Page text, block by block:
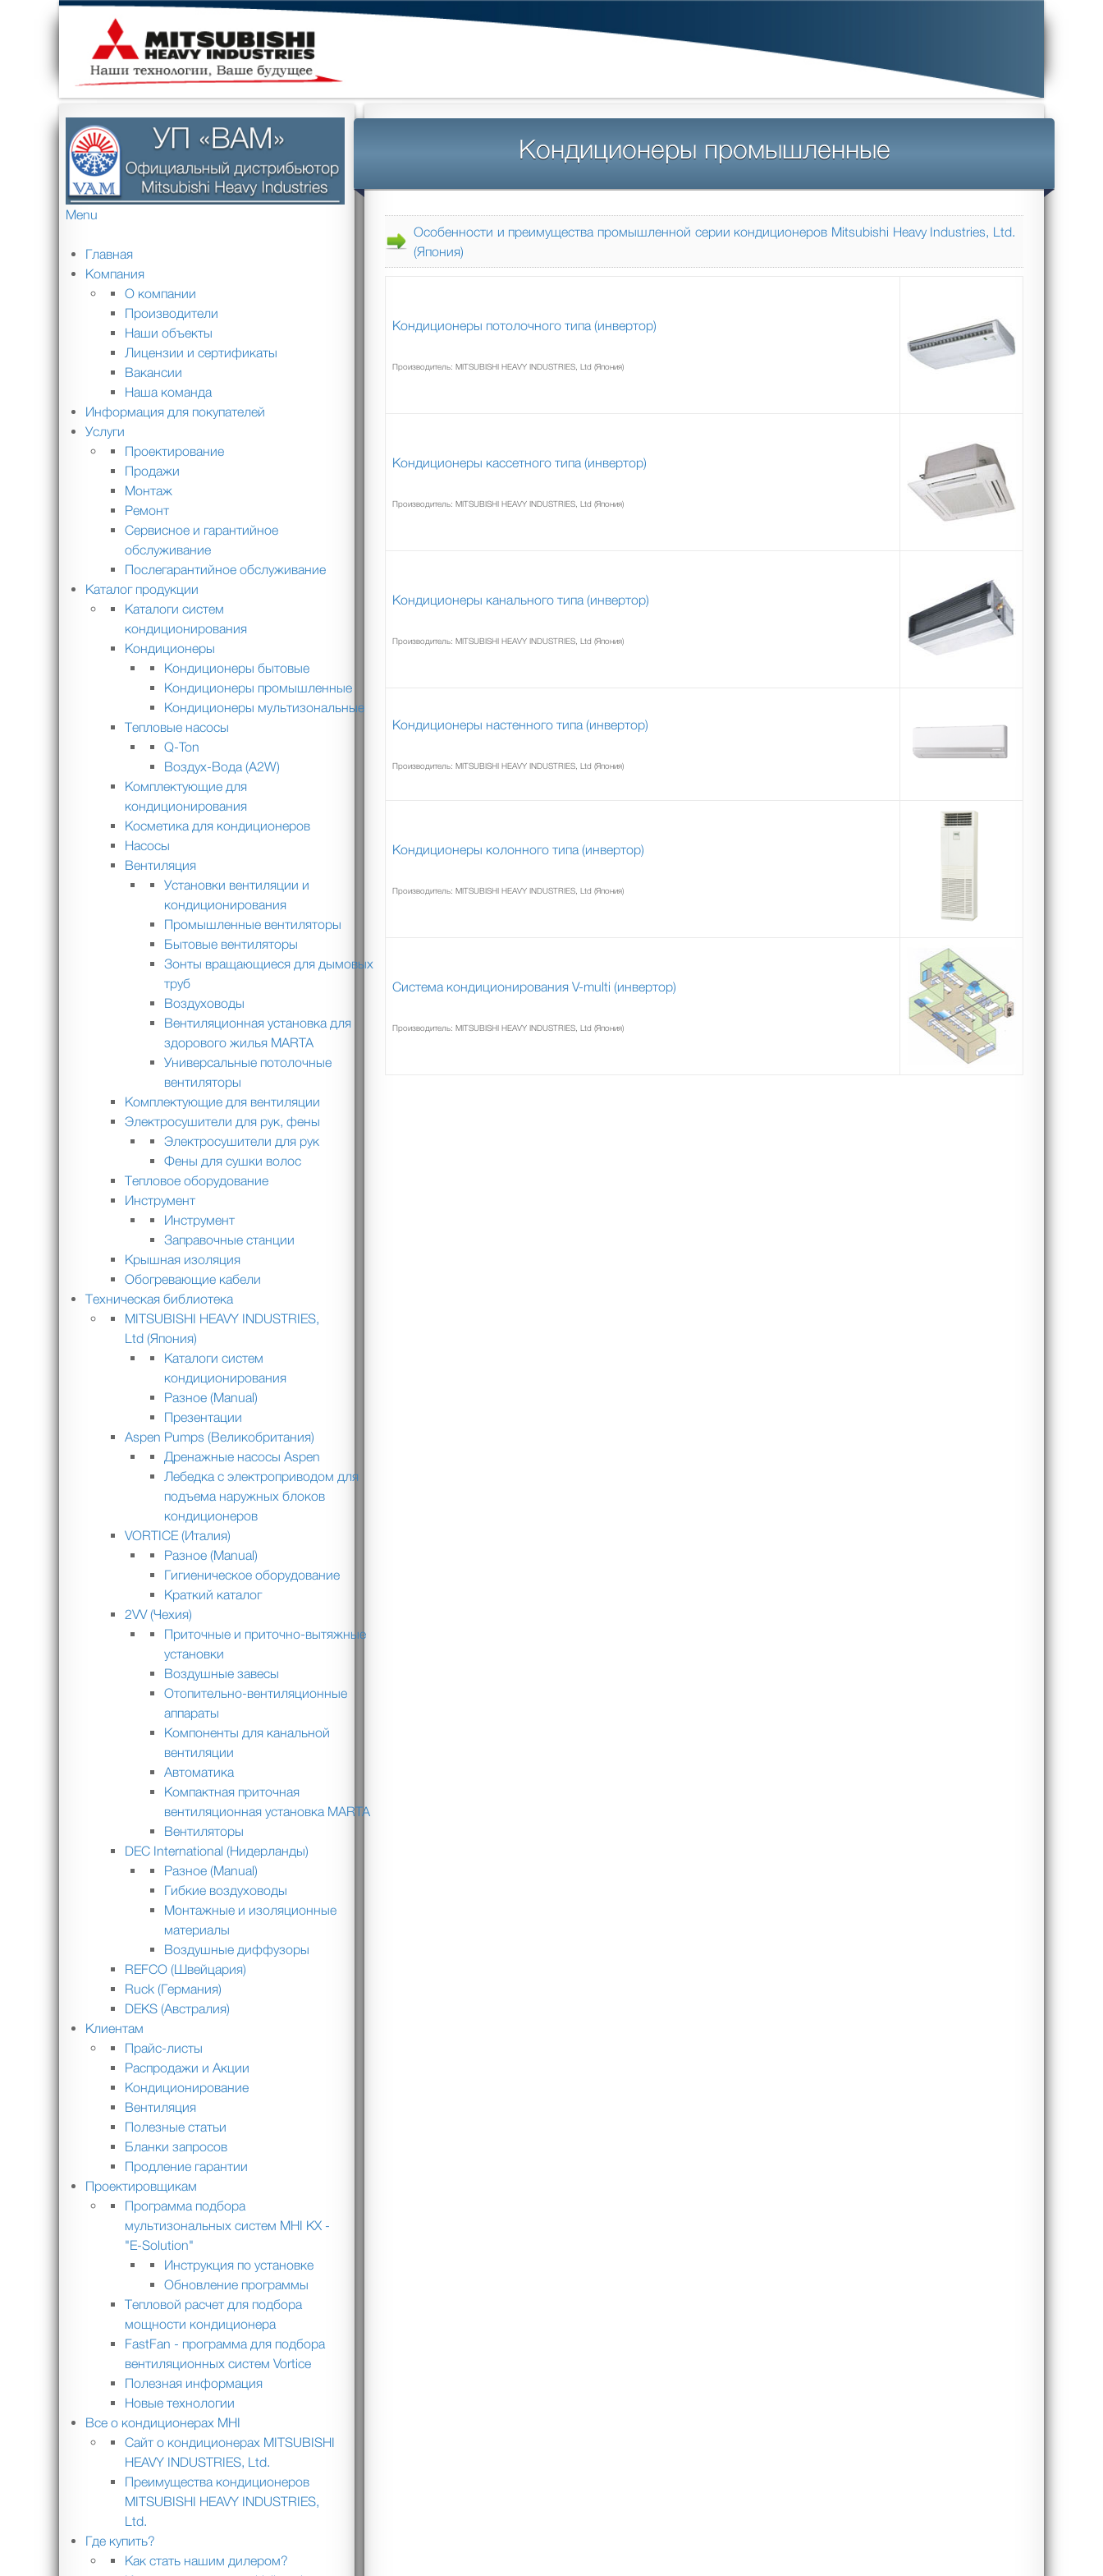
Menu
Главная
Компания
О компании
Производители
Наши объекты
Лицензии и сертификаты
Вакансии
Наша команда
Информация для покупателей
Услуги
Проектирование
Продажи
Монтаж
Ремонт
Сервисное и гарантийное
обслуживание
Послегарантийное обслуживание
Каталог продукции
Каталоги систем
кондиционирования
Кондиционеры
Кондиционеры бытовые
Кондиционеры промышленные
Кондиционеры мультизональные
Тепловые насосы
Q-Ton
Воздух-Вода (A2W)
Комплектующие для
кондиционирования
Косметика для кондиционеров
Насосы
Вентиляция
Установки вентиляции и
кондиционирования
Промышленные вентиляторы
Бытовые вентиляторы
Зонты вращающиеся для дымовых
труб
Воздуховоды
Вентиляционная установка для
здорового жилья MARTA
Универсальные потолочные
вентиляторы
Комплектующие для вентиляции
Электросушители для рук, фены
Электросушители для рук
Фены для сушки волос
Тепловое оборудование
Инструмент
Инструмент
Заправочные станции
Крышная изоляция
Обогревающие кабели
Техническая библиотека
MITSUBISHI HEAVY INDUSTRIES,
Ltd (Япония)
Каталоги систем
кондиционирования
Разное (Manual)
Презентации
Aspen Pumps (Великобритания)
Дренажные насосы Aspen
Лебедка с электроприводом для
подъема наружных блоков
кондиционеров
VORTICE (Италия)
Разное (Manual)
Гигиеническое оборудование
Краткий каталог
2VV (Чехия)
Приточные и приточно-вытяжные
установки
Воздушные завесы
Отопительно-вентиляционные
аппараты
Компоненты для канальной
вентиляции
Автоматика
Компактная приточная
вентиляционная установка MARTA
Вентиляторы
DEC International (Нидерланды)
Разное (Manual)
Гибкие воздуховоды
Монтажные и изоляционные
материалы
Воздушные диффузоры
REFCO (Швейцария)
Ruck (Германия)
DEKS (Австралия)
Клиентам
Прайс-листы
Распродажи и Акции
Кондиционирование
Вентиляция
Полезные статьи
Бланки запросов
Продление гарантии
Проектировщикам
Программа подбора
мультизональных систем MHI KX -
"E-Solution"
Инструкция по установке
Обновление программы
Тепловой расчет для подбора
мощности кондиционера
FastFan - программа для подбора
вентиляционных систем Vortice
Полезная информация
Новые технологии
Все о кондиционерах MHI
Сайт о кондиционерах MITSUBISHI
HEAVY INDUSTRIES, Ltd.
Преимущества кондиционеров
MITSUBISHI HEAVY INDUSTRIES,
Ltd.
Где купить?
Как стать нашим дилером?
Кондиционеры промышленные
Особенности и преимущества промышленной серии кондиционеров Mitsubishi Heavy Industries, Ltd.
(Япония)
Кондиционеры потолочного типа (инвертор)
Производитель: MITSUBISHI HEAVY INDUSTRIES, Ltd (Япония)
Кондиционеры кассетного типа (инвертор)
Производитель: MITSUBISHI HEAVY INDUSTRIES, Ltd (Япония)
Кондиционеры канального типа (инвертор)
Производитель: MITSUBISHI HEAVY INDUSTRIES, Ltd (Япония)
Кондиционеры настенного типа (инвертор)
Производитель: MITSUBISHI HEAVY INDUSTRIES, Ltd (Япония)
Кондиционеры колонного типа (инвертор)
Производитель: MITSUBISHI HEAVY INDUSTRIES, Ltd (Япония)
Система кондиционирования V-multi (инвертор)
Производитель: MITSUBISHI HEAVY INDUSTRIES, Ltd (Япония)